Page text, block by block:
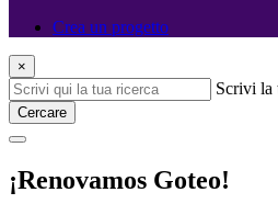
Crea un progetto
×
Scrivi la
Cercare
¡Renovamos Goteo!